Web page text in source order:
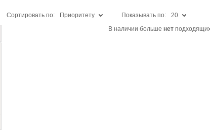
Сортировать по: Приоритету Показывать по:
20
В наличии больше нетподходящих